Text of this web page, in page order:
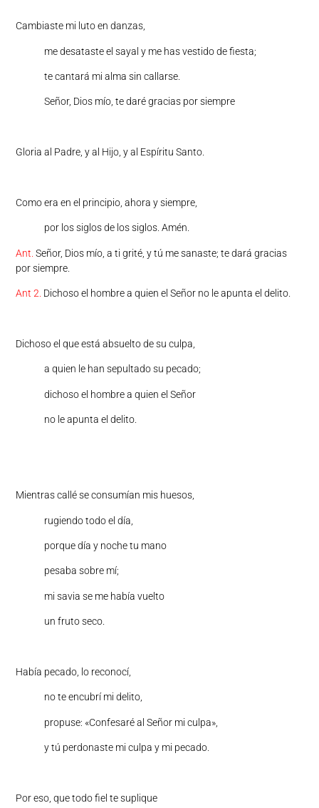
Cambiaste mi luto en danzas,
me desataste el sayal y me has vestido de fiesta;
te cantará mi alma sin callarse.
Señor, Dios mío, te daré gracias por siempre
Gloria al Padre, y al Hijo, y al Espíritu Santo.
Como era en el principio, ahora y siempre,
por los siglos de los siglos. Amén.
Ant.Señor, Dios mío, a ti grité, y tú me sanaste; te dará gracias
por siempre.
Ant 2. Dichoso el hombre a quien el Señor no le apunta el delito.
Dichoso el que está absuelto de su culpa,
a quien le han sepultado su pecado;
dichoso el hombre a quien el Señor
no le apunta el delito.
Mientras callé se consumían mis huesos,
rugiendo todo el día,
porque día y noche tu mano
pesaba sobre mí;
mi savia se me había vuelto
un fruto seco.
Había pecado, lo reconocí,
no te encubrí mi delito,
propuse: «Confesaré al Señor mi culpa»,
y tú perdonaste mi culpa y mi pecado.
Por eso, que todo fiel te suplique